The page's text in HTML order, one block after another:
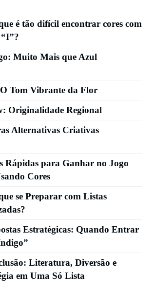
é tão difícil encontrar cores com
Muito Mais que Azul
Tom Vibrante da Flor
Originalidade Regional
Alternativas Criativas
Rápidas para Ganhar no Jogo
Cores
se Preparar com Listas
Estratégicas: Quando Entrar
Literatura, Diversão e
em Uma Só Lista